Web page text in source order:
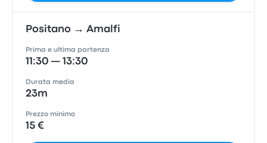
Positano → Amalfi
Prima e ultima partenza
11:30 — 13:30
Durata media
23m
Prezzo minimo
15 €